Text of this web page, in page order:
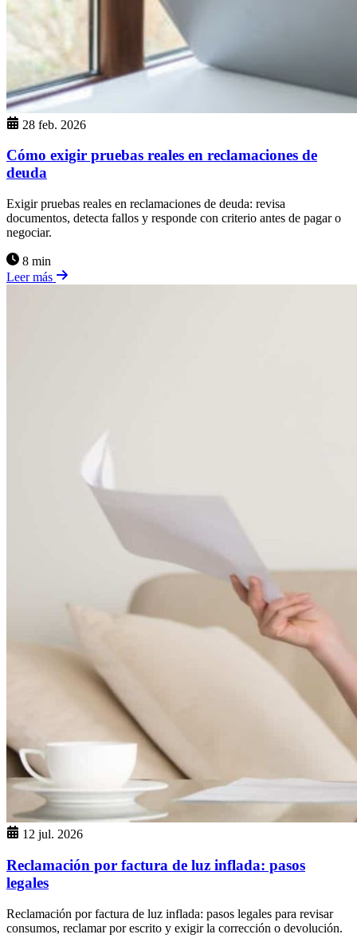
28 feb. 2026
Cómo exigir pruebas reales en reclamaciones de
deuda
Exigir pruebas reales en reclamaciones de deuda: revisa
documentos, detecta fallos y responde con criterio antes de pagar o
negociar.
8 min
Leer más
12 jul. 2026
Reclamación por factura de luz inflada: pasos
legales
Reclamación por factura de luz inflada: pasos legales para revisar
consumos, reclamar por escrito y exigir la corrección o devolución.